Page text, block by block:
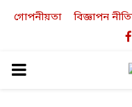
গোপনীয়তা বিজ্ঞাপন
PRIMARY